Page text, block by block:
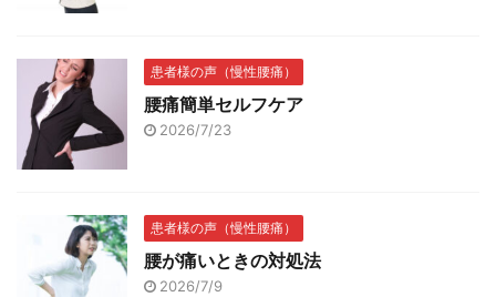
患者様の声（慢性腰痛）
腰痛簡単セルフケア
2026/7/23
患者様の声（慢性腰痛）
腰が痛いときの対処法
2026/7/9